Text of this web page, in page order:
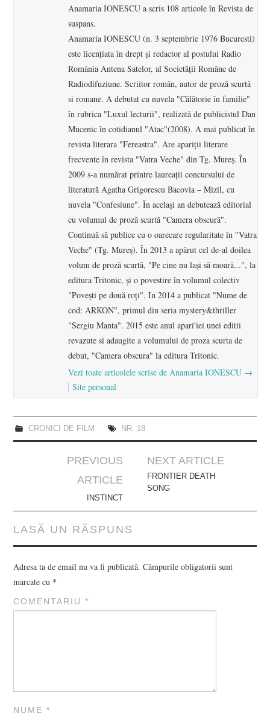
Anamaria IONESCU a scris 108 articole în Revista de
suspans.
Anamaria IONESCU (n. 3 septembrie 1976 Bucuresti)
este licenţiata în drept şi redactor al postului Radio
România Antena Satelor, al Societăţii Române de
Radiodifuziune. Scriitor român, autor de proză scurtă
si romane. A debutat cu nuvela "Călătorie în familie"
în rubrica "Luxul lecturii", realizată de publicistul Dan
Mucenic în cotidianul "Atac"(2008). A mai publicat în
revista literara "Fereastra". Are apariţii literare
frecvente în revista "Vatra Veche" din Tg. Mureş. În
2009 s-a numărat printre laureații concursului de
literatură Agatha Grigorescu Bacovia – Mizil, cu
nuvela "Confesiune". În acelaşi an debutează editorial
cu volumul de proză scurtă "Camera obscură".
Continuă să publice cu o oarecare regularitate în "Vatra
Veche" (Tg. Mureş). În 2013 a apărut cel de-al doilea
volum de proză scurtă, "Pe cine nu laşi să moară...", la
editura Tritonic, şi o povestire în volumul colectiv
"Poveşti pe două roţi". In 2014 a publicat "Nume de
cod: ARKON", primul din seria mystery&thriller
"Sergiu Manta". 2015 este anul apari'iei unei editii
revazute si adaugite a volumului de proza scurta de
debut, "Camera obscura" la editura Tritonic.
Vezi toate articolele scrise de Anamaria IONESCU →
Site personal
CRONICI DE FILM NR. 18
navigation
PREVIOUS
ARTICLE
INSTINCT
NEXT ARTICLE
FRONTIER DEATH
SONG
LASĂ UN RĂSPUNS
Adresa ta de email nu va fi publicată. Câmpurile obligatorii sunt
marcate cu *
COMENTARIU*
NUME*